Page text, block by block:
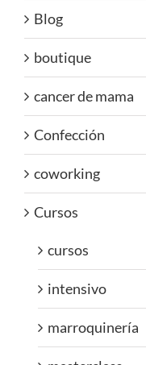
Blog
boutique
cancer de mama
Confección
coworking
Cursos
cursos
intensivo
marroquinería